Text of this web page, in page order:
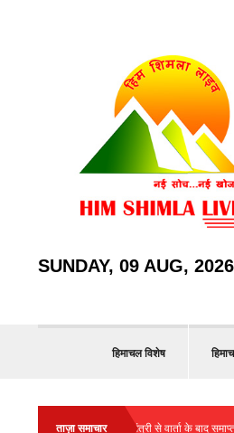
SUNDAY, 09 AUG, 2026
हिमाचल विशेष
ताज़ा समाचार
कुल्लू: स्वास्थ्य मंत्री से वार्ता के बाद